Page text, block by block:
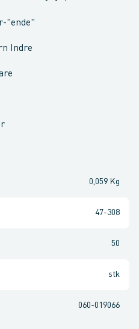
"ende"
Indre
0,059 Kg
47-308
50
stk
060-019066